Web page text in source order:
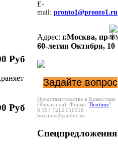
Руб
Руб
E-
mail: pronto1@pronto1.ru
Адрес: г.Москва, пр-т
60-летия Октября, 10
Задайте вопрос
Представительство в Казахстане
(Караганда): Фирма "Boxtime"
8 107 7212 910118
boxtime@yandex.ru
Спецпредложения